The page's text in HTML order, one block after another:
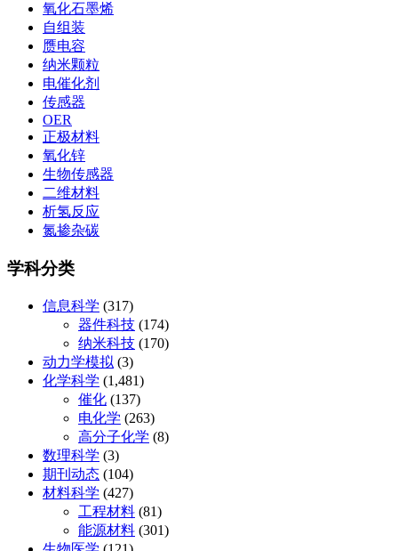
氧化石墨烯
自组装
赝电容
纳米颗粒
电催化剂
传感器
OER
正极材料
氧化锌
生物传感器
二维材料
析氢反应
氮掺杂碳
学科分类
信息科学 (317)
器件科技 (174)
纳米科技 (170)
动力学模拟 (3)
化学科学 (1,481)
催化 (137)
电化学 (263)
高分子化学 (8)
数理科学 (3)
期刊动态 (104)
材料科学 (427)
工程材料 (81)
能源材料 (301)